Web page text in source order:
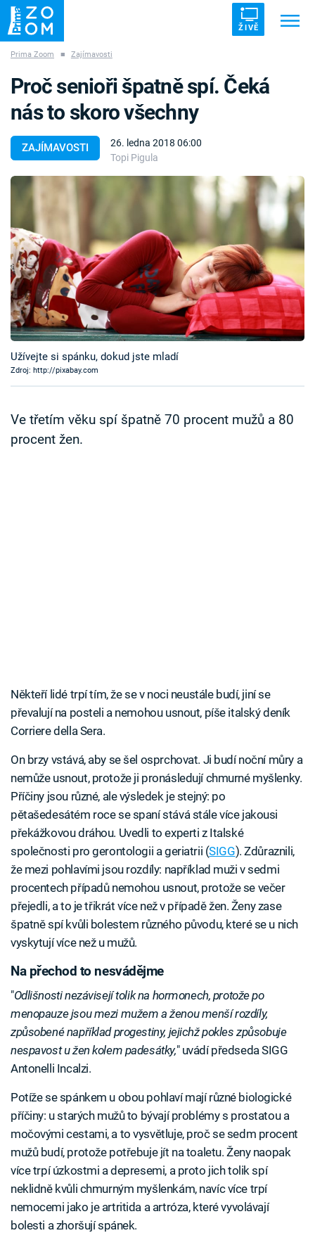
ŽIVĚ
ZÁHADY VETŘELCI DÁVNOVĚKU
Témata
Témata
Pořady
TV Program
Časopis
Sledujte prima+
Prima Zoom ■ Zajímavosti
ZAJÍMAVOSTI
26. ledna 2018 06:00
Topi Pigula
Proč senioři špatně spí. Čeká
nás to skoro všechny
Užívejte si spánku, dokud jste mladí
Zdroj: http://pixabay.com
Ve třetím věku spí špatně 70 procent mužů a 80
procent žen.
Někteří lidé trpí tím, že se v noci neustále budí, jiní se
převalují na posteli a nemohou usnout, píše italský deník
Corriere della Sera.
On brzy vstává, aby se šel osprchovat. Ji budí noční můry a
nemůže usnout, protože ji pronásledují chmurné myšlenky.
Příčiny jsou různé, ale výsledek je stejný: po
pětašedesátém roce se spaní stává stále více jakousi
překážkovou dráhou. Uvedli to experti z Italské
společnosti pro gerontologii a geriatrii (SIGG). Zdůraznili,
že mezi pohlavími jsou rozdíly: například muži v sedmi
procentech případů nemohou usnout, protože se večer
přejedli, a to je třikrát více než v případě žen. Ženy zase
špatně spí kvůli bolestem různého původu, které se u nich
vyskytují více než u mužů.
Na přechod to nesvádějme
"Odlišnosti nezávisejí tolik na hormonech, protože po
menopauze jsou mezi mužem a ženou menší rozdíly,
způsobené například progestiny, jejichž pokles způsobuje
nespavost u žen kolem padesátky," uvádí předseda SIGG
Antonelli Incalzi.
Potíže se spánkem u obou pohlaví mají různé biologické
příčiny: u starých mužů to bývají problémy s prostatou a
močovými cestami, a to vysvětluje, proč se sedm procent
mužů budí, protože potřebuje jít na toaletu. Ženy naopak
více trpí úzkostmi a depresemi, a proto jich tolik spí
neklidně kvůli chmurným myšlenkám, navíc více trpí
nemocemi jako je artritida a artróza, které vyvolávají
bolesti a zhoršují spánek.